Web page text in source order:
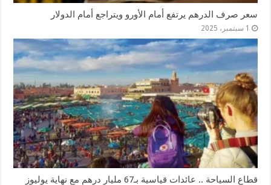
سعر صرف الدرهم يرتفع أمام الأورو ويتراجع أمام الدولار
1 سبتمبر، 2025
قطاع السياحة .. عائدات قياسية بـ67 مليار درهم مع نهاية يوليوز